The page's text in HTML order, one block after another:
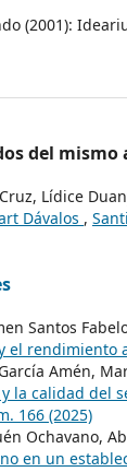
(2001):
del mismo
Lídice
Dávalos ,
Santos
el rendimiento
Amén,
la calidad del
166 (2025)
Ochavano,
en un